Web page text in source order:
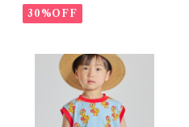
30%OFF